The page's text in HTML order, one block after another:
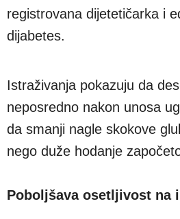
registrovana dijetetičarka i
dijabetes.
Istraživanja pokazuju da
neposredno nakon unosa
da smanji nagle skokove
nego duže hodanje
Poboljšava osetljivost na